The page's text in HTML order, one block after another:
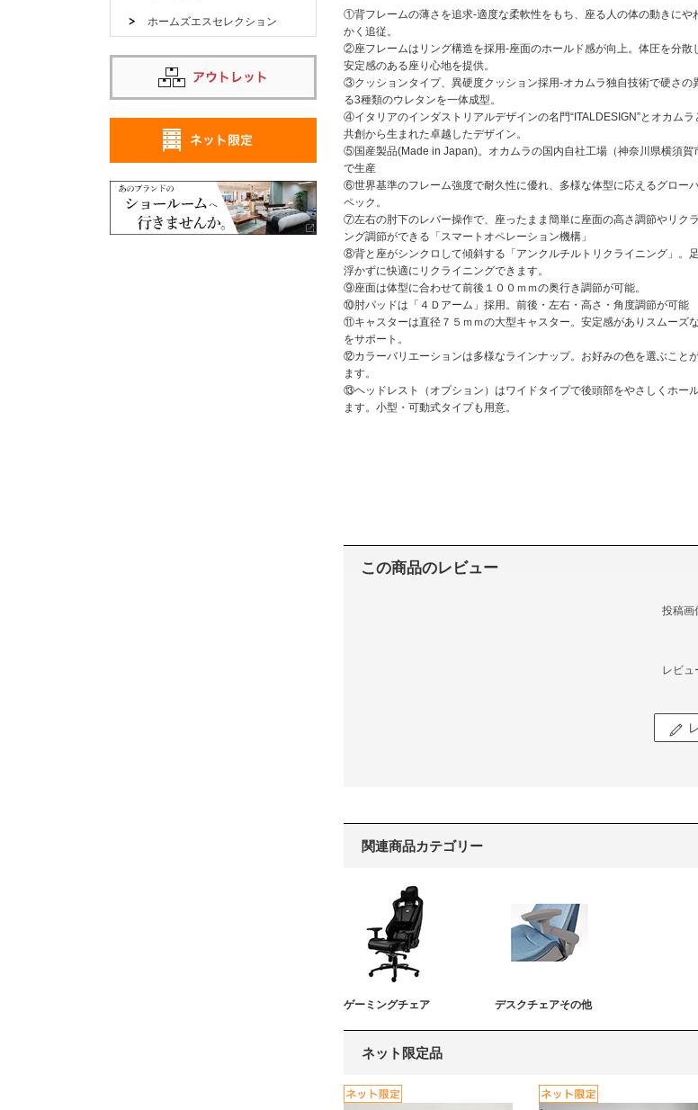
①背フレームの薄さを追求-適度な柔軟性をもち、座る人の体の動きにや
かく追従。
②座フレームはリング構造を採用-座面のホールド感が向上。体圧を分散
安定感のある座り心地を提供。
③クッションタイプ、異硬度クッション採用-オカムラ独自技術で硬さの
る3種類のウレタンを一体成型。
④イタリアのインダストリアルデザインの名門“ITALDESIGN”とオカムラ
共創から生まれた卓越したデザイン。
⑤国産製品(Made in Japan)。オカムラの国内自社工場（神奈川県横須賀
で生産
⑥世界基準のフレーム強度で耐久性に優れ、多様な体型に応えるグロー
ペック。
⑦左右の肘下のレバー操作で、座ったまま簡単に座面の高さ調節やリク
ング調節ができる「スマートオペレーション機構」
⑧背と座がシンクロして傾斜する「アンクルチルトリクライニング」。
浮かずに快適にリクライニングできます。
⑨座面は体型に合わせて前後１００ｍｍの奥行き調節が可能。
⑩肘パッドは「４Ｄアーム」採用。前後・左右・高さ・角度調節が可能
⑪キャスターは直径７５ｍｍの大型キャスター。安定感がありスムーズ
をサポート。
⑫カラーバリエーションは多様なラインナップ。お好みの色を選ぶこと
ます。
⑬ヘッドレスト（オプション）はワイドタイプで後頭部をやさしくホー
ます。小型・可動式タイプも用意。
この商品のレビュー
投稿画
レビュ
関連商品カテゴリー
ゲーミングチェア デスクチェアその他
ネット限定品
ホームズエスセレクション